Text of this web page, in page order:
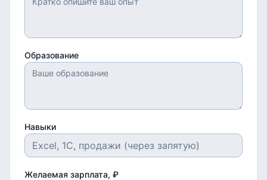
Образование
Навыки
Желаемая зарплата, ₽